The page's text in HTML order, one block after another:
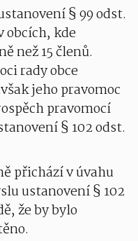
§ 99 odst.
obcích, kde
než 15 členů.
rady obce
jeho pravomoc
pravomocí
§ 102 odst.
přichází v úvahu
ustanovení § 102
že by bylo